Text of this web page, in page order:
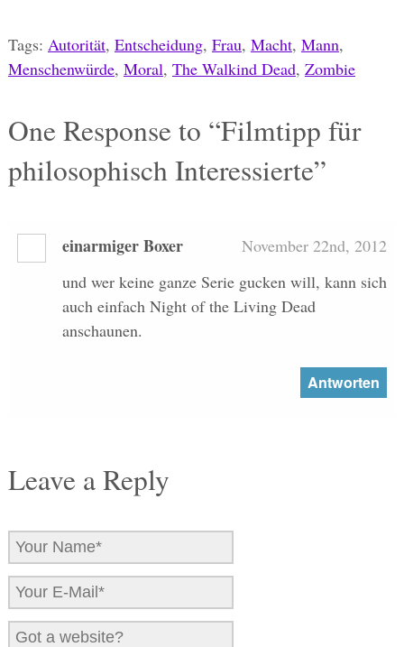
Tags: Autorität, Entscheidung, Frau, Macht, Mann,
Menschenwürde, Moral, The Walkind Dead, Zombie
One Response to “Filmtipp für
philosophisch Interessierte”
einarmiger Boxer
November 22nd, 2012
und wer keine ganze Serie gucken will, kann sich
auch einfach Night of the Living Dead
anschaunen.
Antworten
Leave a Reply